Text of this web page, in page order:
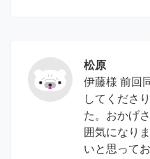
松原
伊藤様 前回
してくださ
た。おかげ
囲気になり
いと思って